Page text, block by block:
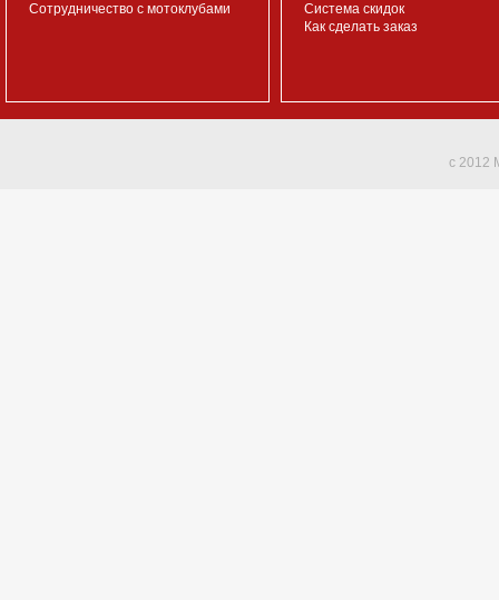
Сотрудничество с мотоклубами
Система скидок
Как сделать заказ
c 2012